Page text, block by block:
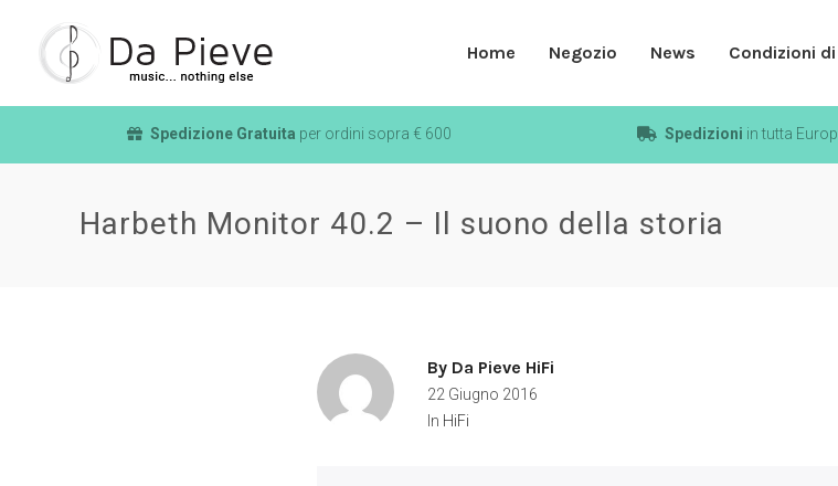
Home Negozio News Condizioni
Spedizione Gratuita per ordini sopra € 600 Spedizioni in tutta
Harbeth Monitor 40.2 – Il suono della storia
By Da Pieve HiFi
22 Giugno 2016
In HiFi